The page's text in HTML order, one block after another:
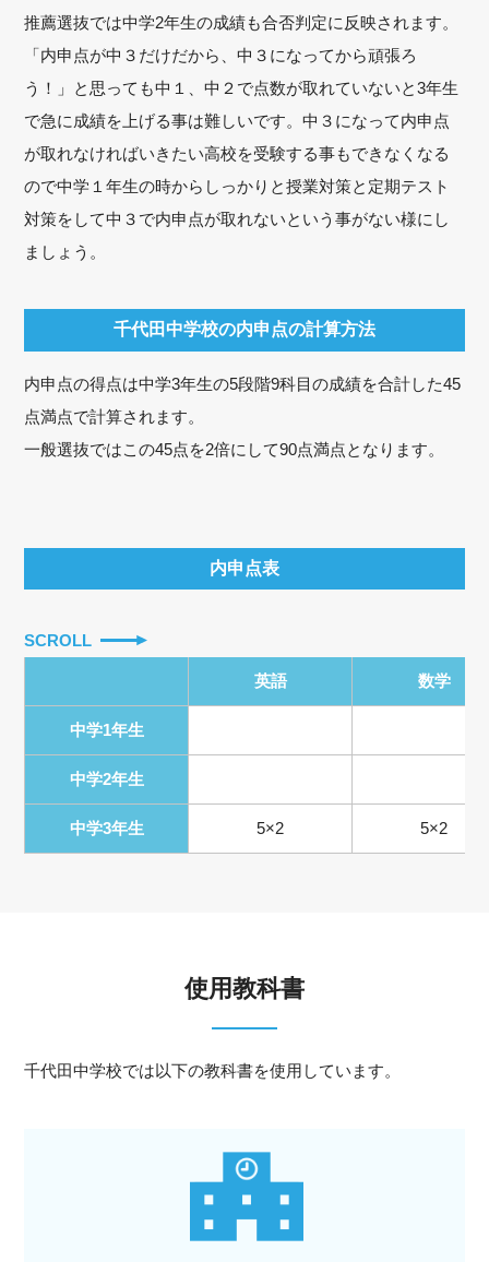
推薦選抜では中学2年生の成績も合否判定に反映されます。
「内申点が中３だけだから、中３になってから頑張ろ
う！」と思っても中１、中２で点数が取れていないと3年生
で急に成績を上げる事は難しいです。中３になって内申点
が取れなければいきたい高校を受験する事もできなくなる
ので中学１年生の時からしっかりと授業対策と定期テスト
対策をして中３で内申点が取れないという事がない様にし
ましょう。
千代田中学校の内申点の計算方法
内申点の得点は中学3年生の5段階9科目の成績を合計した45
点満点で計算されます。
一般選抜ではこの45点を2倍にして90点満点となります。
内申点表
SCROLL
英語 数学
中学1年生
中学2年生
中学3年生 5×2 5×2
使用教科書
千代田中学校では以下の教科書を使用しています。